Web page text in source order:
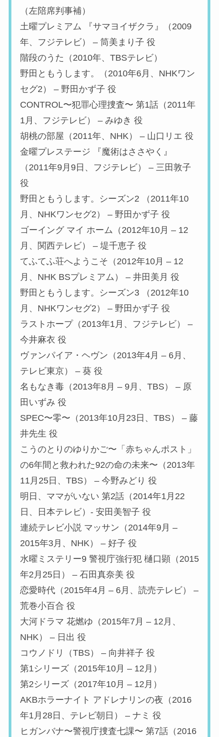
（左陪席判事補）
土曜プレミアム 『サマヨイザクラ』（2009
年、フジテレビ） – 筒美まり子 役
階段のうた（2010年、TBSテレビ）
野田ともうします。（2010年6月、NHKワン
セグ2） – 野田かず子 役
CONTROL〜犯罪心理捜査〜 第1話（2011年
1月、フジテレビ） – みゆき 役
胡桃の部屋（2011年、NHK） – 山口リエ 役
金曜プレステージ 『魔術はささやく』
（2011年9月9日、フジテレビ） – 三田敦子
役
野田ともうします。シーズン2 （2011年10
月、NHKワンセグ2） – 野田かず子 役
ゴーイング マイ ホーム（2012年10月 – 12
月、関西テレビ） – 堤千恵子 役
てふてふ荘へようこそ（2012年10月 – 12
月、NHK BSプレミアム） – 井田美月 役
野田ともうします。シーズン3 （2012年10
月、NHKワンセグ2） – 野田かず子 役
ラストホープ（2013年1月、フジテレビ） –
今井麻衣 役
ヴァンパイア・ヘヴン（2013年4月 – 6月、
テレビ東京） – 葵 役
名もなき毒（2013年8月 – 9月、TBS） – 原
田いずみ 役
SPEC〜零〜（2013年10月23日、TBS） – 藤
井先生 役
こうのとりのゆりかご〜「赤ちゃんポスト」
の6年間と救われた92の命の未来〜（2013年
11月25日、TBS） – 今野みどり 役
明日、ママがいない 第2話（2014年1月22
日、日本テレビ）- 安田美智子 役
連続テレビ小説 マッサン（2014年9月 –
2015年3月、NHK） – 好子 役
水曜ミステリー9 警視庁強行犯 樋口顕（2015
年2月25日） – 石田真奈美 役
恋愛時代（2015年4月 – 6月、読売テレビ） –
荒巻小百合 役
大河ドラマ 花燃ゆ（2015年7月 – 12月、
NHK） – 日出 役
コウノドリ（TBS） – 向井祥子 役
第1シリーズ（2015年10月 – 12月）
第2シリーズ（2017年10月 – 12月）
AKBホラーナイト アドレナリンの夜（2016
年1月28日、テレビ朝日） – ナミ 役
ヒガンバナ〜警視庁捜査七課〜 第7話（2016